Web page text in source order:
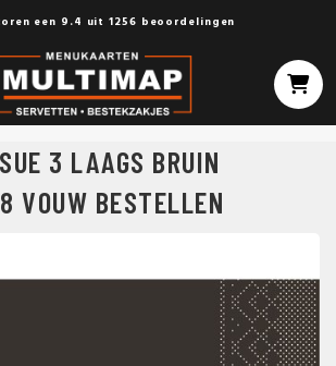
een 9.4 uit 1256 beoordelingen
3 LAAGS BRUIN
VOUW BESTELLEN